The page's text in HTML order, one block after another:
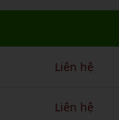
Liên hệ
Liên hệ